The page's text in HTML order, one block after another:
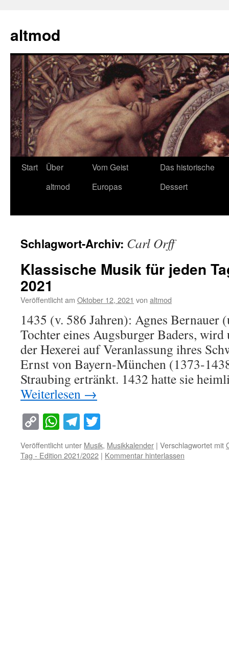
springen
altmod
Start
Über
altmod
Vom Geist
Europas
Das historische
Dessert
Schlagwort-Archiv: Carl Orff
Klassische Musik für jeden
2021
Veröffentlicht am Oktober 12, 2021 von altmod
1435 (v. 586 Jahren): Agnes Bernauer
Tochter eines Augsburger Baders,
der Hexerei auf Veranlassung ihres
Ernst von Bayern-München (1373-
Straubing ertränkt. 1432 hatte sie
Weiterlesen →
Copy
Link
WhatsApp
Telegram
Veröffentlicht unter Musik, Musikkalender | Verschlagwortet mit
Tag - Edition 2021/2022 | Kommentar hinterlassen